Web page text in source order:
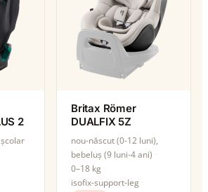
2
Britax Römer
DUALFIX 5Z
nou-născut (0-12 luni),
bebeluș (9 luni-4 ani)
0–18 kg
isofix-support-leg